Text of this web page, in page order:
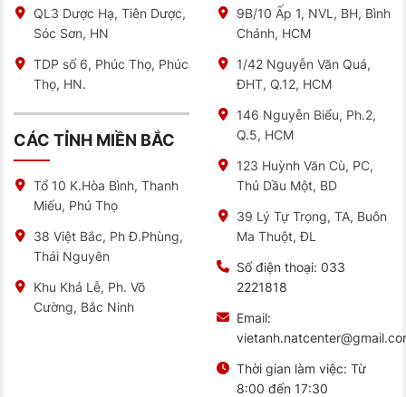
QL3 Dược Hạ, Tiên Dược,
Sóc Sơn, HN
TDP số 6, Phúc Thọ, Phúc
Thọ, HN.
CÁC TỈNH MIỀN BẮC
Tổ 10 K.Hòa Bình, Thanh
Miếu, Phú Thọ
38 Việt Bắc, Ph Đ.Phùng,
Thái Nguyên
Khu Khả Lễ, Ph. Võ
Cường, Bắc Ninh
9B/10 Ấp 1, NVL, BH, Bình
Chánh, HCM
1/42 Nguyễn Văn Quá,
ĐHT, Q.12, HCM
146 Nguyễn Biểu, Ph.2,
Q.5, HCM
123 Huỳnh Văn Cù, PC,
Thủ Dầu Một, BD
39 Lý Tự Trọng, TA, Buôn
Ma Thuột, ĐL
Số điện thoại: 033
2221818
Email:
Thời gian làm việc: Từ
8:00 đến 17:30